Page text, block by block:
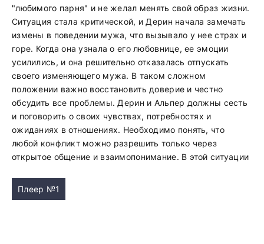
"любимого парня" и не желал менять свой образ жизни.
Ситуация стала критической, и Дерин начала замечать
измены в поведении мужа, что вызывало у нее страх и
горе. Когда она узнала о его любовнице, ее эмоции
усилились, и она решительно отказалась отпускать
своего изменяющего мужа. В таком сложном
положении важно восстановить доверие и честно
обсудить все проблемы. Дерин и Альпер должны сесть
и поговорить о своих чувствах, потребностях и
ожиданиях в отношениях. Необходимо понять, что
любой конфликт можно разрешить только через
открытое общение и взаимопонимание. В этой ситуации
Плеер №1